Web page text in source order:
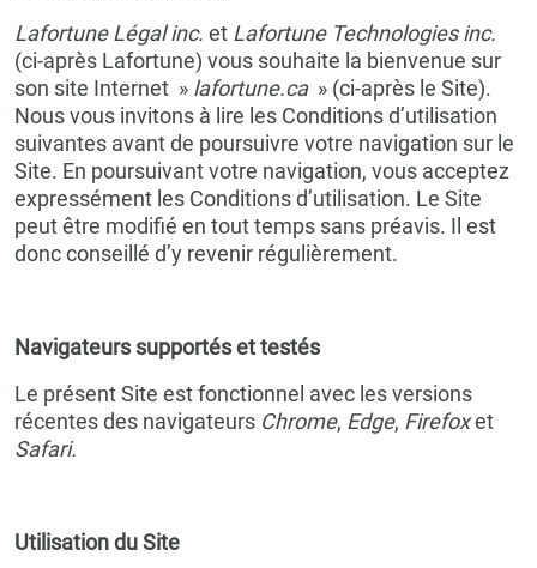
Lafortune Légal inc. et Lafortune Technologies inc.
(ci-après Lafortune) vous souhaite la bienvenue sur
son site Internet » lafortune.ca» (ci-après le Site).
Nous vous invitons à lire les Conditions d’utilisation
suivantes avant de poursuivre votre navigation sur le
Site. En poursuivant votre navigation, vous acceptez
expressément les Conditions d’utilisation. Le Site
peut être modifié en tout temps sans préavis. Il est
donc conseillé d’y revenir régulièrement.
Navigateurs supportés et testés
Le présent Site est fonctionnel avec les versions
récentes des navigateurs Chrome, Edge, Firefoxet
Safari.
Utilisation du Site